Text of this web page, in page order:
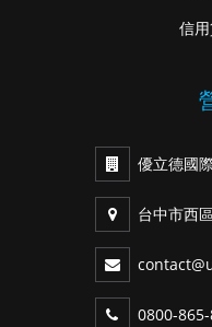
信
優立德國
台中市西
0800-